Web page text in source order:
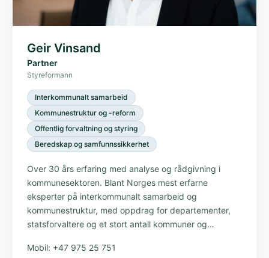
Geir Vinsand
Partner
Styreformann
Interkommunalt samarbeid
Kommunestruktur og -reform
Offentlig forvaltning og styring
Beredskap og samfunnssikkerhet
Over 30 års erfaring med analyse og rådgivning i
kommunesektoren. Blant Norges mest erfarne
eksperter på interkommunalt samarbeid og
kommunestruktur, med oppdrag for departementer,
statsforvaltere og et stort antall kommuner og
Mobil: +47 975 25 751